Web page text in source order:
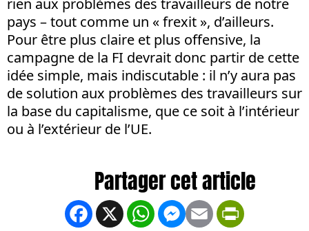
rien aux problèmes des travailleurs de notre
pays – tout comme un « frexit », d’ailleurs.
Pour être plus claire et plus offensive, la
campagne de la FI devrait donc partir de cette
idée simple, mais indiscutable : il n’y aura pas
de solution aux problèmes des travailleurs sur
la base du capitalisme, que ce soit à l’intérieur
ou à l’extérieur de l’UE.
Facebook
X WhatsApp
Messenger
Email